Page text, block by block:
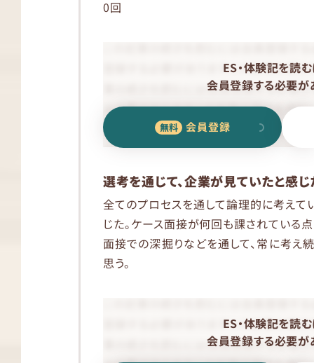
0回
ES・体験記を読む
会員登録する必要が
会員登録
選考を通じて、企業が見ていたと感じ
全てのプロセスを通して論理的に考えて
じた。ケース面接が何回も課されている
面接での深掘りなどを通して、常に考え
思う。
ES・体験記を読む
会員登録する必要が